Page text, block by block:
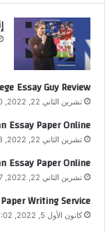
Essay Guy Review
تشرين الثاني 22, 2022, 12:20 م
Essay Paper Online
تشرين الثاني 22, 2022, 9:53 م
Essay Paper Online
تشرين الثاني 22, 2022, 9:57 م
Writing Service
كانون الأول 5, 2022, 3:02 م